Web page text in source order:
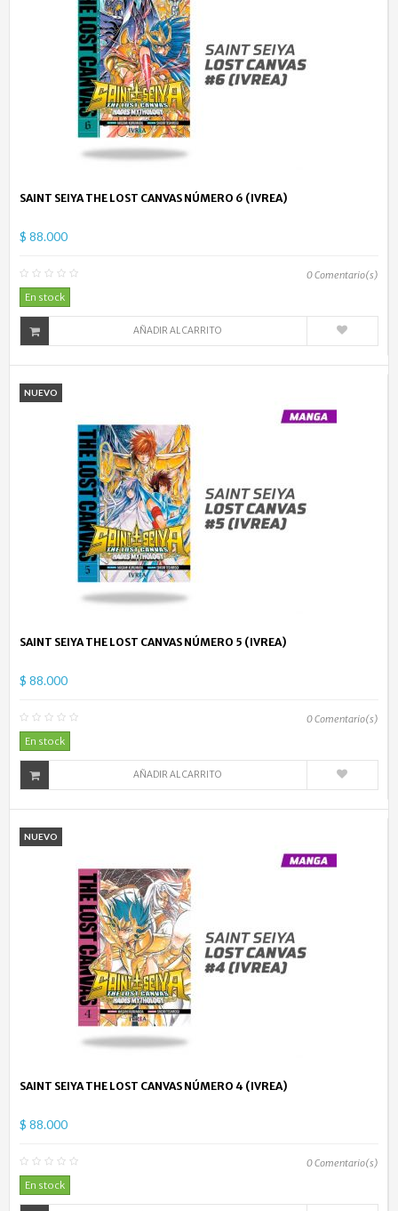
SAINT SEIYA THE LOST CANVAS NÚMERO 6 (IVREA)
$ 88.000
0Comentario(s)
En stock
AÑADIR AL CARRITO
NUEVO
SAINT SEIYA THE LOST CANVAS NÚMERO 5 (IVREA)
$ 88.000
0Comentario(s)
En stock
AÑADIR AL CARRITO
NUEVO
SAINT SEIYA THE LOST CANVAS NÚMERO 4 (IVREA)
$ 88.000
0Comentario(s)
En stock